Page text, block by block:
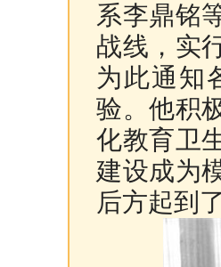
系李鼎铭
战线，实
为此通知
验。他积
化教育卫
建设成为
后方起到